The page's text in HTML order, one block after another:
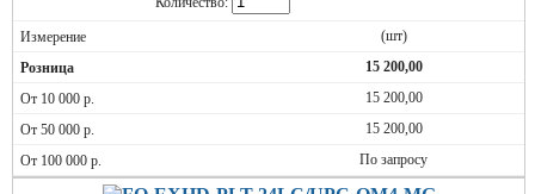
(шт)
15 200,00
15 200,00
15 200,00
По запросу